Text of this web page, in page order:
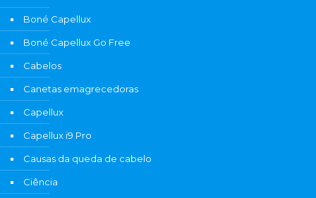
Boné Capellux
Boné Capellux Go Free
Cabelos
Canetas emagrecedoras
Capellux
Capellux i9 Pro
Causas da queda de cabelo
Ciência